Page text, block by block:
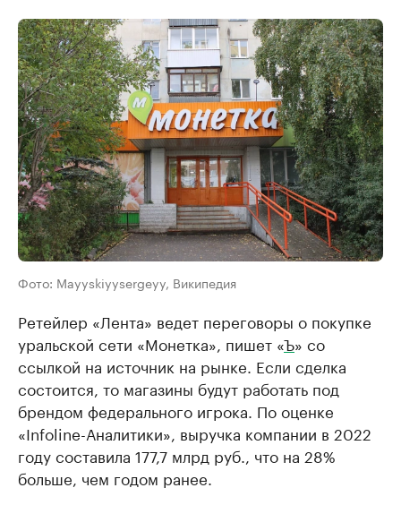
Фото: Mayyskiyysergeyy, Википедия
Ретейлер «Лента» ведет переговоры о покупке
уральской сети «Монетка», пишет «Ъ» со
ссылкой на источник на рынке. Если сделка
состоится, то магазины будут работать под
брендом федерального игрока. По оценке
«Infoline-Аналитики», выручка компании в 2022
году составила 177,7 млрд руб., что на 28%
больше, чем годом ранее.